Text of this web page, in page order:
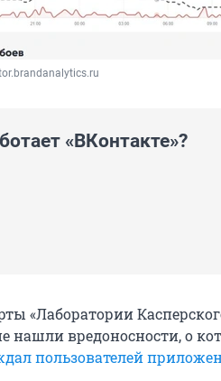
«ВКонтакте»?
«Лаборатории
нашли вредоносности, о
пользователей